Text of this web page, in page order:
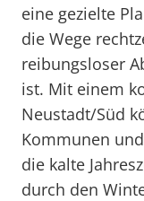
eine gezielte
die Wege
reibungsloser
ist. Mit einem
Neustadt/Süd
Kommunen
die kalte
durch den